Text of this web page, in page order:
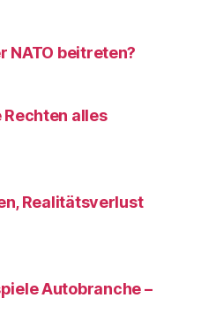
NATO beitreten?
alles
Realitätsverlust
Autobranche –